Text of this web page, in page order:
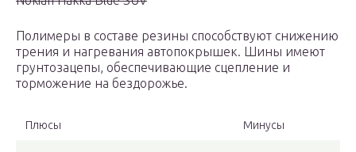
Полимеры в составе резины способствуют снижению
трения и нагревания автопокрышек. Шины имеют
грунтозацепы, обеспечивающие сцепление и
торможение на бездорожье.
Плюсы Минусы